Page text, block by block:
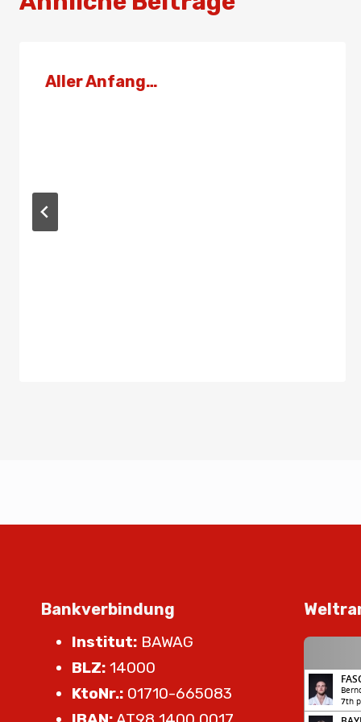
Aller Anfang…
Bankverbindung
Institut: BAWAG
BLZ: 14000
KtoNr.: 01710-665083